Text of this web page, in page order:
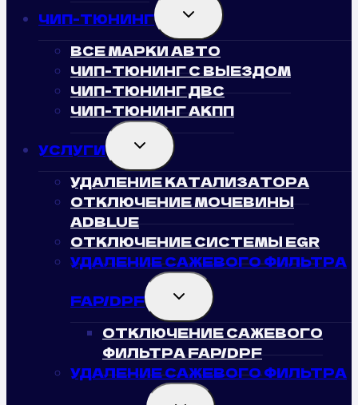
ЧИП-ТЮНИНГ TOGGLE
CHILD
MENU
ВСЕ МАРКИ АВТО
ЧИП-ТЮНИНГ С ВЫЕЗДОМ
ЧИП-ТЮНИНГ ДВС
ЧИП-ТЮНИНГ АКПП
УСЛУГИ TOGGLE
CHILD
MENU
УДАЛЕНИЕ КАТАЛИЗАТОРА
ОТКЛЮЧЕНИЕ МОЧЕВИНЫ
ADBLUE
ОТКЛЮЧЕНИЕ СИСТЕМЫ EGR
УДАЛЕНИЕ САЖЕВОГО ФИЛЬТРА
FAP/DPF TOGGLE
CHILD
MENU
ОТКЛЮЧЕНИЕ САЖЕВОГО
ФИЛЬТРА FAP/DPF
УДАЛЕНИЕ САЖЕВОГО ФИЛЬТРА